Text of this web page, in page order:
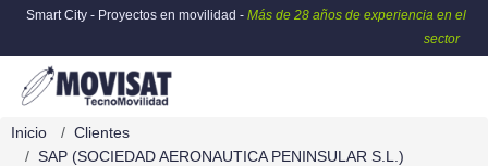
Smart City - Proyectos en movilidad - Más de 28 años de experiencia en el
sector
Inicio
Clientes
SAP (SOCIEDAD AERONAUTICA PENINSULAR S.L.)